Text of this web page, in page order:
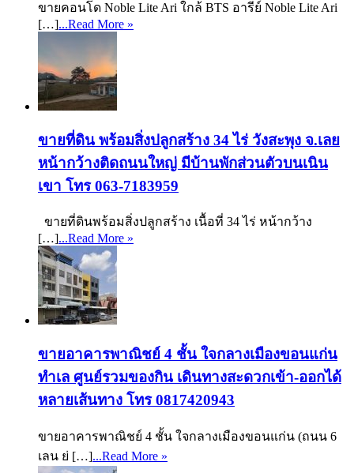
ขายคอนโด Noble Lite Ari ใกล้ BTS อารีย์ Noble Lite Ari
[…]...Read More »
ขายที่ดิน พร้อมสิ่งปลูกสร้าง 34 ไร่ วังสะพุง จ.เลย
หน้ากว้างติดถนนใหญ่ มีบ้านพักส่วนตัวบนเนิน
เขา โทร 063-7183959
ขายที่ดินพร้อมสิ่งปลูกสร้าง เนื้อที่ 34 ไร่ หน้ากว้าง
[…]...Read More »
ขายอาคารพาณิชย์ 4 ชั้น ใจกลางเมืองขอนแก่น
ทำเล ศูนย์รวมของกิน เดินทางสะดวกเข้า-ออกได้
หลายเส้นทาง โทร 0817420943
ขายอาคารพาณิชย์ 4 ชั้น ใจกลางเมืองขอนแก่น (ถนน 6
เลน ย่ […]...Read More »